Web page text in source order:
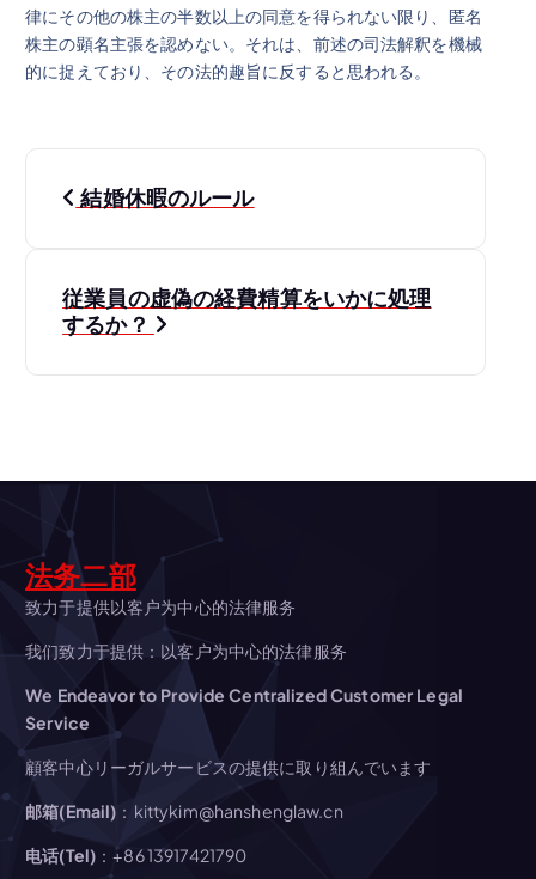
律にその他の株主の半数以上の同意を得られない限り、匿名
株主の顕名主張を認めない。それは、前述の司法解釈を機械
的に捉えており、その法的趣旨に反すると思われる。
投
ナ
ビ
ー
シ
ョ
ン
結婚休暇のルール
従業員の虚偽の経費精算をいかに処理
するか？
法务二部
致力于提供以客户为中心的法律服务
我们致力于提供：以客户为中心的法律服务
We Endeavor to Provide Centralized Customer Legal
Service
顧客中心リーガルサービスの提供に取り組んでいます
邮箱(Email) ：kittykim@hanshenglaw.cn
电话(Tel) ：+86 13917421790